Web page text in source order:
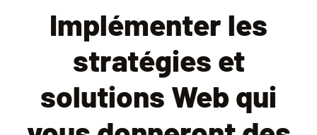
Implémenter les
stratégies et
solutions Web qui